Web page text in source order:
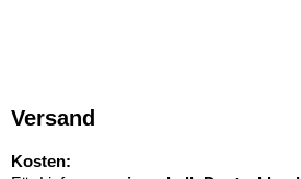
Versand
Kosten: